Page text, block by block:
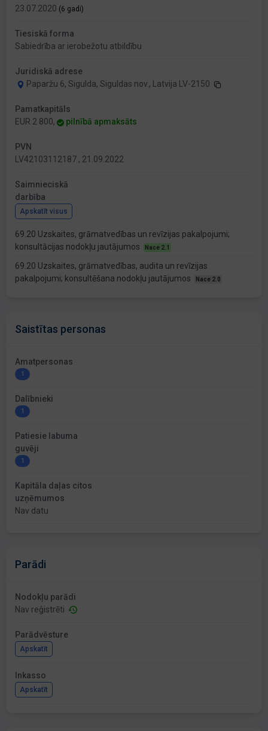
23.07.2020 (6 gadi)
Tiesiskā forma
Sabiedrība ar ierobežotu atbildību
Juridiskā adrese
Paparžu 6, Sigulda, Siguldas nov., Latvija LV-2150
Pamatkapitāls
EUR 2 800,
pilnībā apmaksāts
PVN
LV42103112187 , 21.09.2022
Saimnieciskā
darbība
Apskatīt visus
69.20 Uzskaites, grāmatvedības un revīzijas pakalpojumi;
konsultācijas nodokļu jautājumos
Nace 2.1
69.20 Uzskaites, grāmatvedības, audita un revīzijas
pakalpojumi; konsultēšana nodokļu jautājumos
Nace 2.0
Saistītas personas
Amatpersonas
1
Dalībnieki
1
Patiesie labuma
guvēji
1
Kapitāla daļas citos
uzņēmumos
Nav datu
Parādi
Nodokļu parādi
Nav reģistrēti
Parādvēsture
Apskatīt
Inkasso
Apskatīt